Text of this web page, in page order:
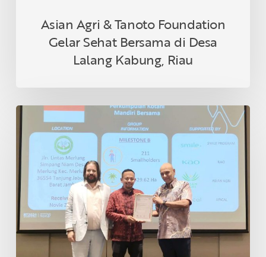
Asian Agri & Tanoto Foundation
Gelar Sehat Bersama di Desa
Lalang Kabung, Riau
Petani
Swadaya
Indonesia
Raih
Sertifikasi
RSPO
di
Thailand